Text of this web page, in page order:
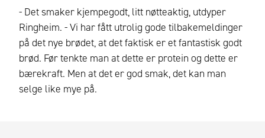
- Det smaker kjempegodt, litt nøtteaktig, utdyper
Ringheim. - Vi har fått utrolig gode tilbakemeldinger
på det nye brødet, at det faktisk er et fantastisk godt
brød. Før tenkte man at dette er protein og dette er
bærekraft. Men at det er god smak, det kan man
selge like mye på.